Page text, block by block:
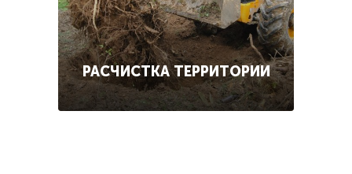
РАСЧИСТКА ТЕРРИТОРИИ